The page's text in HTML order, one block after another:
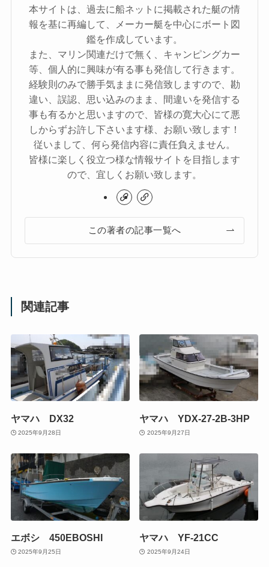
本サイトは、過去に船ネットに掲載された艇の情
報を基に再編して、メーカー艇を中心にボート図
鑑を作成しています。
また、マリン関連だけで無く、キャンピングカー
等、個人的に興味が有る事も発信して行きます。
経験則のみで勝手気ままに発信致しますので、勘
違い、誤認、思い込みのまま、間違いを発信する
事も有るかと思いますので、皆様の寛大心にて悪
しからずお許し下さいます様、お願い致します！
従いまして、何ら発信内容に責任負えません。
皆様に楽しく役立つ様な情報サイトを目指します
ので、宜しくお願い致します。
この著者の記事一覧へ
関連記事
ヤマハ DX32
2025年9月28日
ヤマハ YDX-27-2B-3HP
2025年9月27日
エボシ 450EBOSHI
2025年9月25日
ヤマハ YF-21CC
2025年9月24日